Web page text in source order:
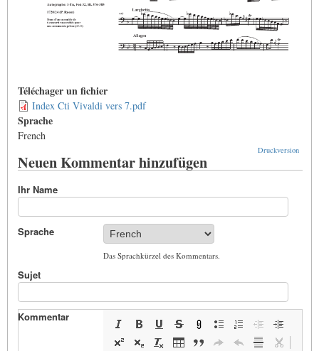
Téléchager un fichier
Index Cti Vivaldi vers 7.pdf
Sprache
French
Druckversion
Neuen Kommentar hinzufügen
Ihr Name
Sprache
Das Sprachkürzel des Kommentars.
Sujet
Kommentar